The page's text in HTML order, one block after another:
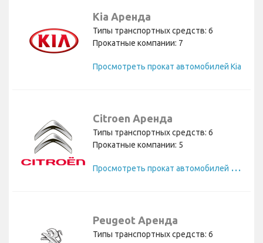
Kia Аренда
Типы транспортных средств: 6
Прокатные компании: 7
Просмотреть прокат автомобилей Kia
Citroen Аренда
Типы транспортных средств: 6
Прокатные компании: 5
П
росмотреть прокат автомобилей Citroen
Peugeot Аренда
Типы транспортных средств: 6